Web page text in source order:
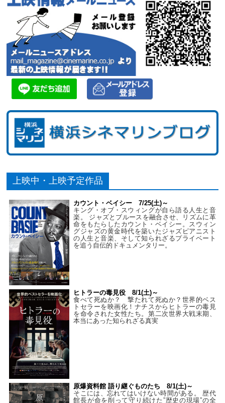
上映中・上映予定作品
カウント・ベイシー 7/25(土)～
キング・オブ・スウィングが自ら語る人生と音
楽。 ジャズとブルースを融合させ、リズムに革
命をもたらしたカウント・ベイシー。スウィン
グジャズの黄金時代を築いたジャズピアニスト
の人生と音楽、そして知られざるプライベート
を追う自伝的ドキュメンタリー。
ヒトラーの毒見役 8/1(土)～
食べて死ぬか？ 撃たれて死ぬか？世界的ベス
トセラーを映画化！ナチスからヒトラーの毒見
を命令された女性たち。第二次世界大戦末期、
本当にあった知られざる真実
原爆資料館 語り継ぐものたち 8/1(土)～
そこには、忘れてはいけない時間がある。 歴代
館長が命を削って守り続けた”歴史の現場”の全